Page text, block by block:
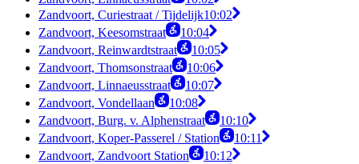
Zandvoort, Curiestraat / Tijdelijk10:02
Zandvoort, Keesomstraat
10:04
Zandvoort, Reinwardtstraat
10:05
Zandvoort, Thomsonstraat
10:06
Zandvoort, Linnaeusstraat
10:07
Zandvoort, Vondellaan
10:08
Zandvoort, Burg. v. Alphenstraat
10:10
Zandvoort, Koper-Passerel / Station
10:11
Zandvoort, Zandvoort Station
10:12